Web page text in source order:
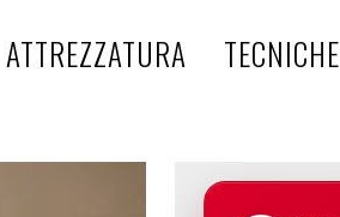
ATTREZZATURA TECNICHE